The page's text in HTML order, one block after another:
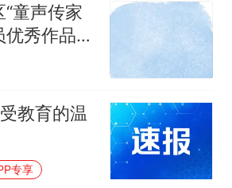
童声传家
优秀作品展
教育的温
专享